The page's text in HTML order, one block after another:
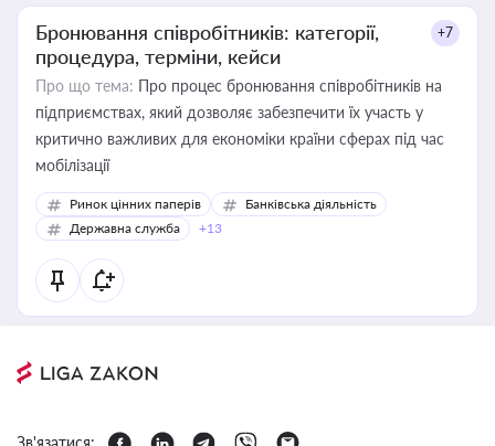
Бронювання співробітників: категорії,
процедура, терміни, кейси
+7
Про що тема: Про процес бронювання співробітників на
підприємствах, який дозволяє забезпечити їх участь у
критично важливих для економіки країни сферах під час
мобілізації
Ринок цінних паперів
Банківська діяльність
Державна служба
+13
Зв'язатися: